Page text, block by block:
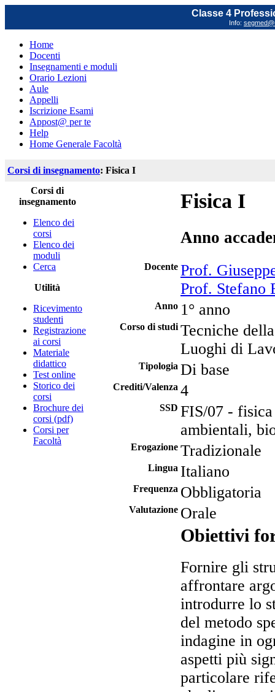
Classe 4
Info:
Home
Docenti
Insegnamenti e moduli
Orario Lezioni
Aule
Appelli
Iscrizione Esami
Appost@ per te
Help
Home Generale Facoltà
Corsi di insegnamento: Fisica I
Corsi di
insegnamento
Elenco dei
corsi
Elenco dei
moduli
Cerca
Utilità
Ricevimento
studenti
Registrazione
ai corsi
Materiale
didattico
Test online
Storico dei
corsi
Brochure dei
corsi (pdf)
Corsi per
Facoltà
Fisica I
Anno
Docente Prof.
Prof. Stefano
Anno 1° anno
Corso di studi Tecniche
Luoghi di
Tipologia Di base
Crediti/Valenza 4
SSD FIS/07 -
ambientali,
Erogazione Tradizionale
Lingua Italiano
Frequenza Obbligatoria
Valutazione Orale
Obiettivi
Fornire gli
affrontare
introdurre lo
del metodo
indagine in
aspetti più
particolare